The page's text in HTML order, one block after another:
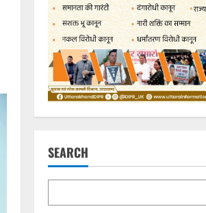
SEARCH